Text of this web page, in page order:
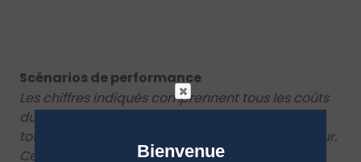
Scénarios de performance
Les chiffres indiqués comprennent tous les coûts
du produit lui-même mais pas nécessairement
tous les frais dus à votre conseiller ou distributeur.
Ces chiffres ne tiennent pas compte de votre
Bienvenue